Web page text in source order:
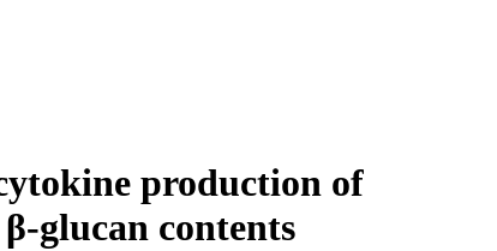
production of
glucan contents